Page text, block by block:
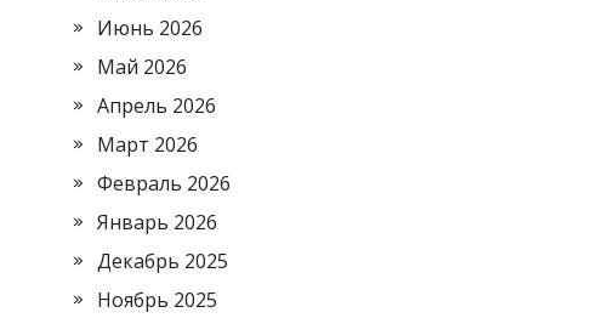
Июнь 2026
Май 2026
Апрель 2026
Март 2026
Февраль 2026
Январь 2026
Декабрь 2025
Ноябрь 2025